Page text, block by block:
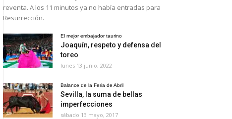
reventa. A los 11 minutos ya no había entradas para
Resurrección.
El mejor embajador taurino
Joaquín, respeto y defensa del
toreo
lunes 13 junio, 2022
Balance de la Feria de Abril
Sevilla, la suma de bellas
imperfecciones
sábado 13 mayo, 2017